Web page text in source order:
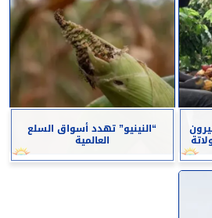
“النينيو” تهدد أسواق السلع
العالمية